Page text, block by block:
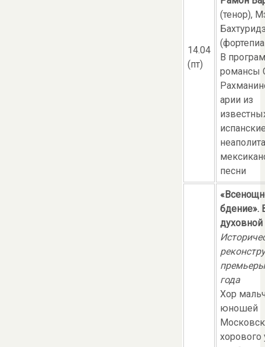
14.04
(пт)
(тенор),
В
романсы
арии из
песни
бдение».
года
Хор
юношей
хорового